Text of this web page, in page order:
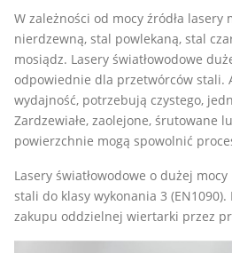
W zależności od mocy źródła lasery
nierdzewną, stal powlekaną, stal
mosiądz. Lasery światłowodowe
odpowiednie dla przetwórców stali.
wydajność, potrzebują czystego,
Zardzewiałe, zaolejone, śrutowane
powierzchnie mogą spowolnić
Lasery światłowodowe o dużej
stali do klasy wykonania 3
zakupu oddzielnej wiertarki przez